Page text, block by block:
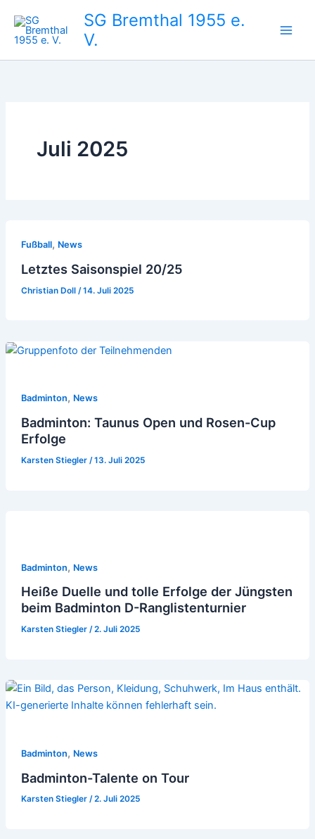
Inhalt
springen
SG Bremthal 1955 e.
V.
Juli 2025
Fußball, News
Letztes Saisonspiel 20/25
Christian Doll /14. Juli 2025
Badminton, News
Badminton: Taunus Open und Rosen-Cup
Erfolge
Karsten Stiegler /13. Juli 2025
Badminton, News
Heiße Duelle und tolle Erfolge der Jüngsten
beim Badminton D-Ranglistenturnier
Karsten Stiegler /2. Juli 2025
Badminton, News
Badminton-Talente on Tour
Karsten Stiegler /2. Juli 2025